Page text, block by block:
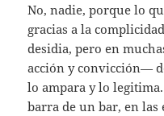
No, nadie, porque lo
gracias a la
desidia, pero en
acción y convicción—
lo ampara y lo
barra de un bar, en las